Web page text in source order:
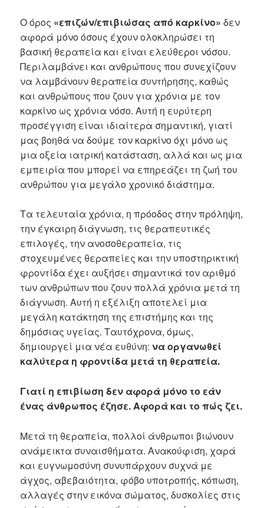
Ο όρος «επιζών/επιβιώσας από καρκίνο» δεν
αφορά μόνο όσους έχουν ολοκληρώσει τη
βασική θεραπεία και είναι ελεύθεροι νόσου.
Περιλαμβάνει και ανθρώπους που συνεχίζουν
να λαμβάνουν θεραπεία συντήρησης, καθώς
και ανθρώπους που ζουν για χρόνια με τον
καρκίνο ως χρόνια νόσο. Αυτή η ευρύτερη
προσέγγιση είναι ιδιαίτερα σημαντική, γιατί
μας βοηθά να δούμε τον καρκίνο όχι μόνο ως
μια οξεία ιατρική κατάσταση, αλλά και ως μια
εμπειρία που μπορεί να επηρεάζει τη ζωή του
ανθρώπου για μεγάλο χρονικό διάστημα.
Τα τελευταία χρόνια, η πρόοδος στην πρόληψη,
την έγκαιρη διάγνωση, τις θεραπευτικές
επιλογές, την ανοσοθεραπεία, τις
στοχευμένες θεραπείες και την υποστηρικτική
φροντίδα έχει αυξήσει σημαντικά τον αριθμό
των ανθρώπων που ζουν πολλά χρόνια μετά τη
διάγνωση. Αυτή η εξέλιξη αποτελεί μια
μεγάλη κατάκτηση της επιστήμης και της
δημόσιας υγείας. Ταυτόχρονα, όμως,
δημιουργεί μια νέα ευθύνη:να οργανωθεί
καλύτερα η φροντίδα μετά τη θεραπεία.
Γιατί η επιβίωση δεν αφορά μόνο το εάν
ένας άνθρωπος έζησε. Αφορά και το πώς ζει.
Μετά τη θεραπεία, πολλοί άνθρωποι βιώνουν
ανάμεικτα συναισθήματα. Ανακούφιση, χαρά
και ευγνωμοσύνη συνυπάρχουν συχνά με
άγχος, αβεβαιότητα, φόβο υποτροπής, κόπωση,
αλλαγές στην εικόνα σώματος, δυσκολίες στις